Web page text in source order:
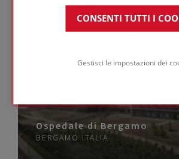
CONSENTI TUTTI I
Gestisci le impostazioni dei
Ospedale di Bergamo
BERGAMO ITALIA